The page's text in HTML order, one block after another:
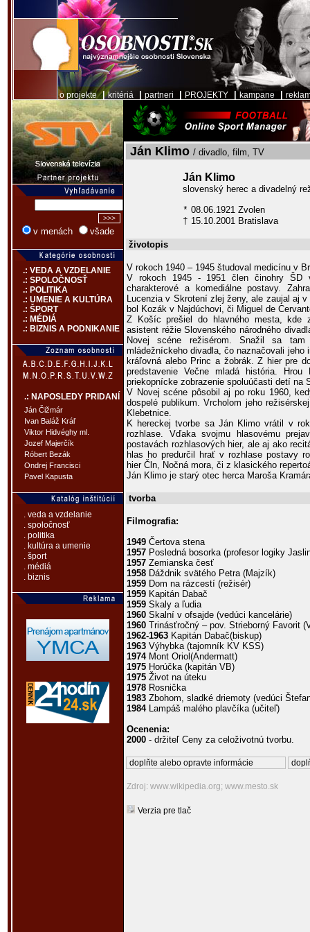
o projekte|kritériá partneri PROJEKTY kampane
v menách všade
.: VEDA A VZDELANIE
.: SPOLOČNOSŤ
.: POLITIKA
.: UMENIE A KULTÚRA
.: ŠPORT
.: MÉDIÁ
.: BIZNIS A PODNIKANIE
.: NAPOSLEDY PRIDANÍ
Ján Čižmár
Ivan Baláž Kráľ
Viktor Hidvéghy ml.
Jozef Majerčík
Róbert Bezák
Ondrej Francisci
Pavel Kapusta
. veda a vzdelanie
. spoločnosť
. politika
. kultúra a umenie
. šport
. médiá
. biznis
Ján Klimo / divadlo, film, TV
Ján Klimo
slovenský herec a divadelný
* 08.06.1921 Zvolen
† 15.10.2001 Bratislava
životopis
V rokoch 1940 – 1945 študoval medicínu v
V rokoch 1945 - 1951 člen činohry ŠD
charakterové a komediálne postavy.
Lucenzia v Skrotení zlej ženy, ale zaujal aj
bol Kozák v Najdúchovi, či Miguel de
Z Košíc prešiel do hlavného mesta, kde
asistent réžie Slovenského národného
Novej scéne režisérom. Snažil sa
mládežníckeho divadla, čo naznačovali jeho
kráľovná alebo Princ a žobrák. Z hier pre
predstavenie Večne mladá história.
priekopnícke zobrazenie spoluúčasti detí na
V Novej scéne pôsobil aj po roku 1960,
dospelé publikum. Vrcholom jeho
Klebetnice.
K hereckej tvorbe sa Ján Klimo vrátil v
rozhlase. Vďaka svojmu hlasovému
postavách rozhlasových hier, ale aj ako
hlas ho predurčil hrať v rozhlase postavy
hier Čln, Nočná mora, či z klasického
Ján Klimo je starý otec herca Maroša
tvorba
Filmografia:
1949 Čertova stena
1957 Posledná bosorka (profesor logiky
1957 Zemianska česť
1958 Dáždnik svätého Petra (Majzík)
1959 Dom na rázcestí (režisér)
1959 Kapitán Dabač
1959 Skaly a ľudia
1960 Skalní v ofsajde (vedúci kancelárie)
1960 Trinásťročný – pov. Strieborný Favorit
1962-1963 Kapitán Dabač(biskup)
1963 Výhybka (tajomník KV KSS)
1974Mont Oriol(Andermatt)
1975 Horúčka (kapitán VB)
1975 Život na úteku
1978 Rosnička
1983 Zbohom, sladké driemoty (vedúci
1984Lampáš malého plavčíka (učiteľ)
Ocenenia:
2000 - držiteľ Ceny za celoživotnú tvorbu.
doplňte alebo opravte informácie
Zdroj: www.wikipedia.org; www.mesto.sk
Verzia pre tlač